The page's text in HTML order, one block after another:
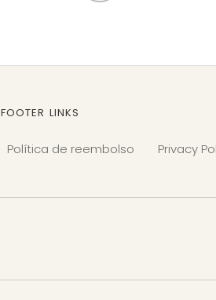
FOOTER LINKS
Política de reembolso Privacy